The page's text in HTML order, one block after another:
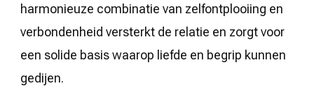
harmonieuze combinatie van zelfontplooiing en
verbondenheid versterkt de relatie en zorgt voor
een solide basis waarop liefde en begrip kunnen
gedijen.